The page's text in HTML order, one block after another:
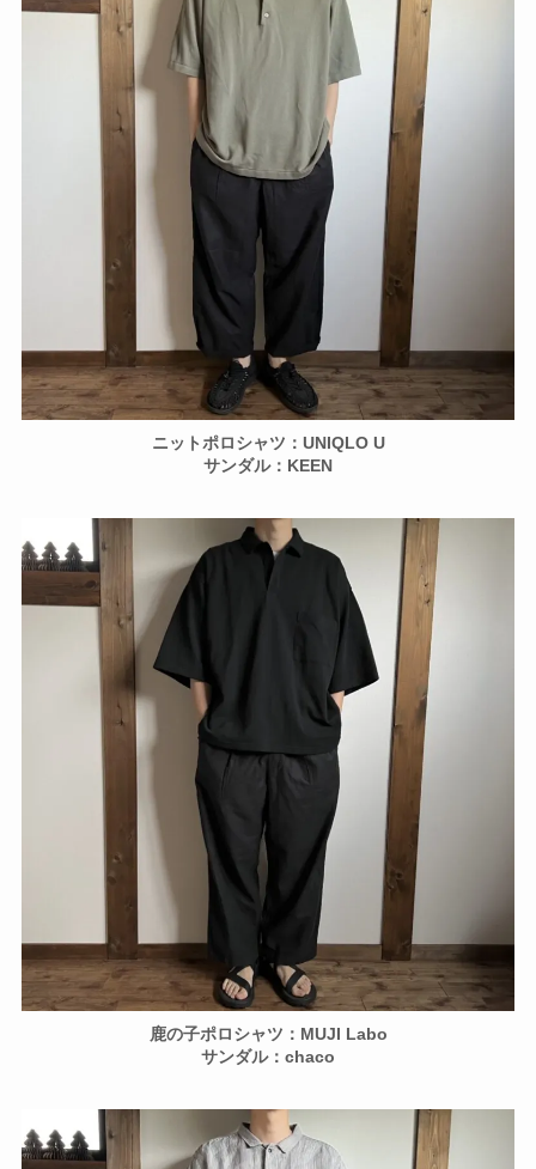
ニットポロシャツ：UNIQLO U
サンダル：KEEN
鹿の子ポロシャツ：MUJI Labo
サンダル：chaco